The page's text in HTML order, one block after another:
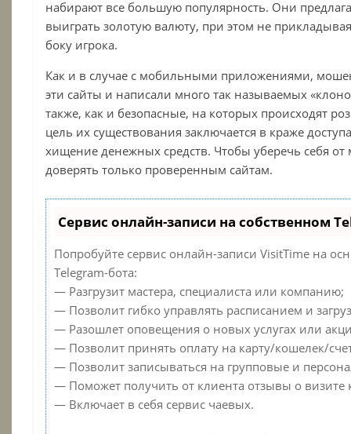
набирают все большую популярность. Они
выиграть золотую валюту, при этом не
боку игрока.
Как и в случае с мобильными приложениями,
эти сайты и написали много так называемых
также, как и безопасные, на которых происходят
цель их существования заключается в краже
хищение денежных средств. Чтобы уберечь себя
доверять только проверенным сайтам.
Сервис онлайн-записи на собственном
Попробуйте сервис онлайн-записи VisitTime на
Telegram-бота:
— Разгрузит мастера, специалиста или компанию;
— Позволит гибко управлять расписанием и
— Разошлет оповещения о новых услугах или
— Позволит принять оплату на карту/кошелек/
— Позволит записываться на групповые и
— Поможет получить от клиента отзывы о визите
— Включает в себя сервис чаевых.